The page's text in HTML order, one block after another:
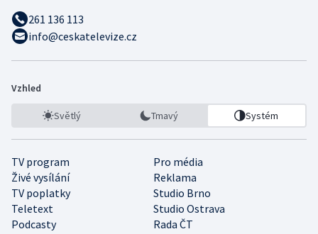
261 136 113
info@ceskatelevize.cz
Vzhled
Světlý Tmavý Systém
TV program
Pro média
Živé vysílání
Reklama
TV poplatky
Studio Brno
Teletext
Studio Ostrava
Podcasty
Rada ČT